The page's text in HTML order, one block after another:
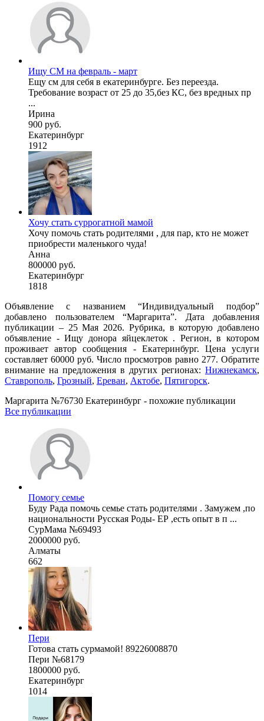
Ищу СМ на февраль - март
Ещу см для себя в екатеринбурге. Без переезда.
Требование возраст от 25 до 35,без КС, без вредных пр
...
Ирина
900 руб.
Екатеринбург
1912
Хочу стать суррогатной мамой
Хочу помочь стать родителями , для пар, кто не может
приобрести маленького чуда!
Анна
800000 руб.
Екатеринбург
1818
Объявление с названием “Индивидуальный подбор”
добавлено пользователем “Маргарита”. Дата добавления
публикации – 25 Мая 2026. Рубрика, в которую добавлено
объявление - Ищу донора яйцеклеток . Регион, в котором
проживает автор сообщения - Екатеринбург. Цена услуги
составляет 60000 руб. Число просмотров равно 277. Обратите
внимание на предложения в других регионах: Нижнекамск,
Ставрополь, Грозный, Ереван, Актобе, Пятигорск.
Маргарита №76730 Екатеринбург - похожие публикации
Все публикации
Помогу семье
Буду Рада помочь семье стать родителями . Замужем ,по
национальности Русская Роды- ЕР ,есть опыт в п ...
СурМама №69493
2000000 руб.
Алматы
662
Пери
Готова стать сурмамой! 89226008870
Пери №68179
1800000 руб.
Екатеринбург
1014